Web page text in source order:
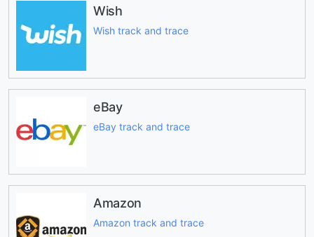
Wish
Wish track and trace
eBay
eBay track and trace
Amazon
Amazon track and trace